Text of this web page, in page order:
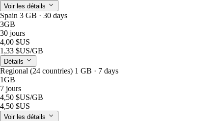
Voir les détails
Spain 3 GB · 30 days
3GB
30 jours
4,00 $US
1,33 $US/GB
Détails
Regional (24 countries) 1 GB · 7 days
1GB
7 jours
4,50 $US/GB
4,50 $US
Voir les détails